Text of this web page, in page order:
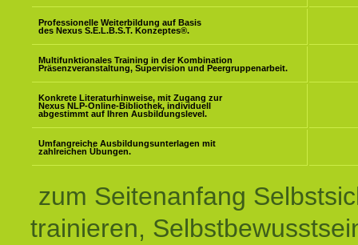
Professionelle Weiterbildung auf Basis
des Nexus S.E.L.B.S.T. Konzeptes®.
Multifunktionales Training in der Kombination
Präsenzveranstaltung, Supervision und Peergruppenarbeit.
Konkrete Literaturhinweise, mit Zugang zur
Nexus NLP-Online-Bibliothek, individuell
abgestimmt auf Ihren Ausbildungslevel.
Umfangreiche Ausbildungsunterlagen mit
zahlreichen Übungen.
zum Seitenanfang
trainieren,